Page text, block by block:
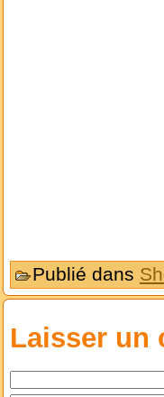
Publié dans
Laisser un